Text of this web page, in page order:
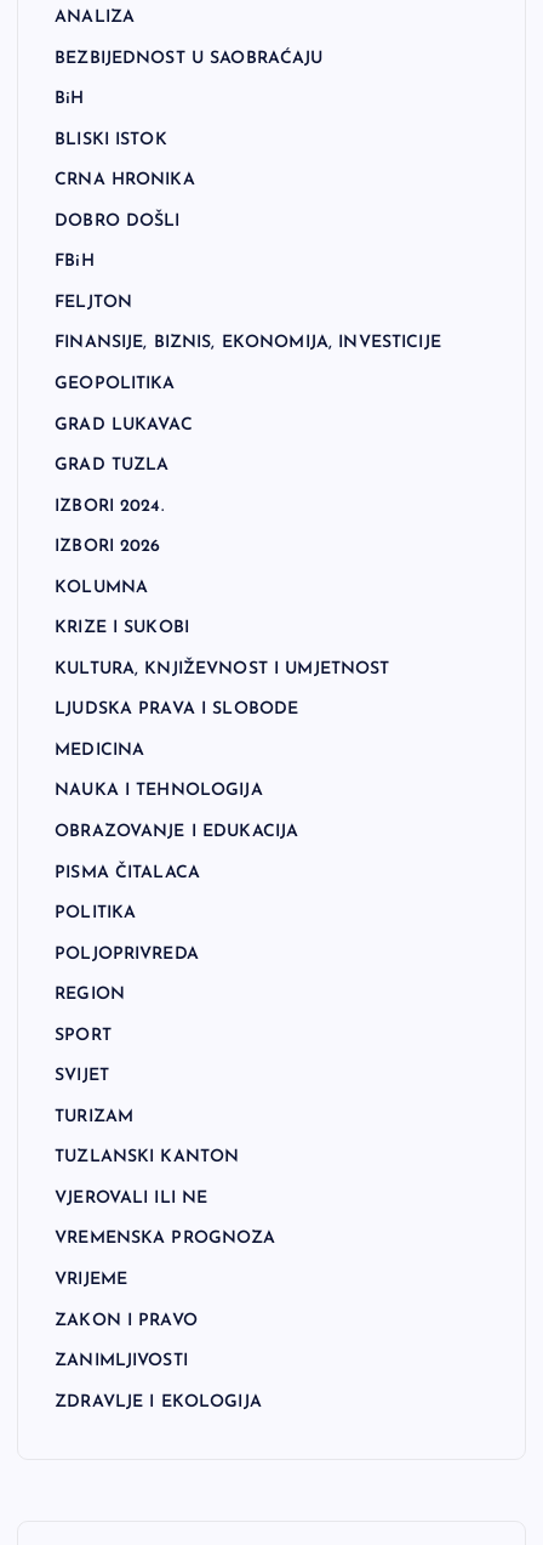
ANALIZA
BEZBIJEDNOST U SAOBRAĆAJU
BiH
BLISKI ISTOK
CRNA HRONIKA
DOBRO DOŠLI
FBiH
FELJTON
FINANSIJE, BIZNIS, EKONOMIJA, INVESTICIJE
GEOPOLITIKA
GRAD LUKAVAC
GRAD TUZLA
IZBORI 2024.
IZBORI 2026
KOLUMNA
KRIZE I SUKOBI
KULTURA, KNJIŽEVNOST I UMJETNOST
LJUDSKA PRAVA I SLOBODE
MEDICINA
NAUKA I TEHNOLOGIJA
OBRAZOVANJE I EDUKACIJA
PISMA ČITALACA
POLITIKA
POLJOPRIVREDA
REGION
SPORT
SVIJET
TURIZAM
TUZLANSKI KANTON
VJEROVALI ILI NE
VREMENSKA PROGNOZA
VRIJEME
ZAKON I PRAVO
ZANIMLJIVOSTI
ZDRAVLJE I EKOLOGIJA